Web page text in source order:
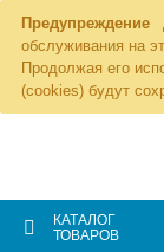
Предупреждение
обслуживания на
Продолжая его
(cookies) будут
КАТАЛОГ
ТОВАРОВ